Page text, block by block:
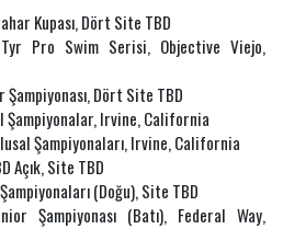
Kupası, Dört Site TBD
Pro Swim Serisi, Objective Viejo,
Dört Site TBD
Irvine, California
Şampiyonaları, Irvine, California
Açık, Site TBD
(Doğu), Site TBD
Şampiyonası (Batı), Federal Way,